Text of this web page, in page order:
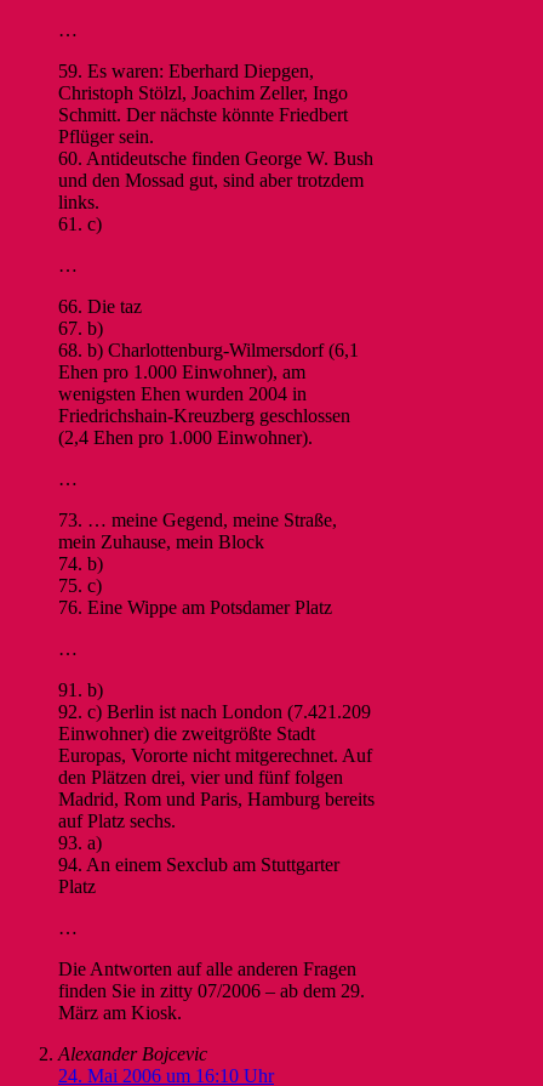
…
59. Es waren: Eberhard Diepgen,
Christoph Stölzl, Joachim Zeller, Ingo
Schmitt. Der nächste könnte Friedbert
Pflüger sein.
60. Antideutsche finden George W. Bush
und den Mossad gut, sind aber trotzdem
links.
61. c)
…
66. Die taz
67. b)
68. b) Charlottenburg-Wilmersdorf (6,1
Ehen pro 1.000 Einwohner), am
wenigsten Ehen wurden 2004 in
Friedrichshain-Kreuzberg geschlossen
(2,4 Ehen pro 1.000 Einwohner).
…
73. … meine Gegend, meine Straße,
mein Zuhause, mein Block
74. b)
75. c)
76. Eine Wippe am Potsdamer Platz
…
91. b)
92. c) Berlin ist nach London (7.421.209
Einwohner) die zweitgrößte Stadt
Europas, Vororte nicht mitgerechnet. Auf
den Plätzen drei, vier und fünf folgen
Madrid, Rom und Paris, Hamburg bereits
auf Platz sechs.
93. a)
94. An einem Sexclub am Stuttgarter
Platz
…
Die Antworten auf alle anderen Fragen
finden Sie in zitty 07/2006 – ab dem 29.
März am Kiosk.
Alexander Bojcevic
24. Mai 2006 um 16:10 Uhr